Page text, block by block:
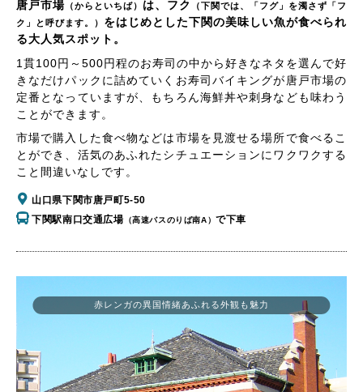
唐戸市場 （からといちば） は、フク
（下関では、「フグ」を濁さず「フ
ク」と呼びます。） をはじめとした下関の美味しい魚が食べられ
る大人気スポット。
1貫100円～500円程のお寿司の中から好きなネタを選んで好
きなだけパックに詰めていくお寿司バイキングが唐戸市場の
定番となっていますが、もちろん海鮮丼や刺身なども味わう
ことができます。
市場で購入した食べ物などは市場を見渡せる場所で食べるこ
とができ、活気のあふれたシチュエーションにワクワクする
こと間違いなしです。
山口県下関市唐戸町5-50
下関駅南口交通広場 （高速バスのりば南A）で下車
赤レンガの異国情緒あふれる外観も魅力